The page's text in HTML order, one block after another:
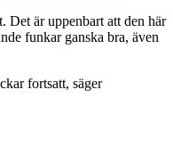
Det är uppenbart att den här
funkar ganska bra, även
fortsatt, säger